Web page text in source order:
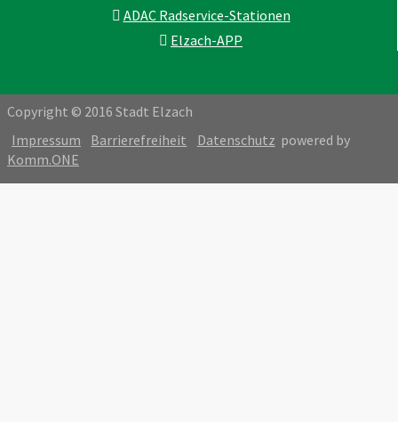
ADAC Radservice-Stationen
Elzach-APP
Copyright © 2016 Stadt Elzach
Impressum
Barrierefreiheit Datenschutz powered by
Komm.ONE